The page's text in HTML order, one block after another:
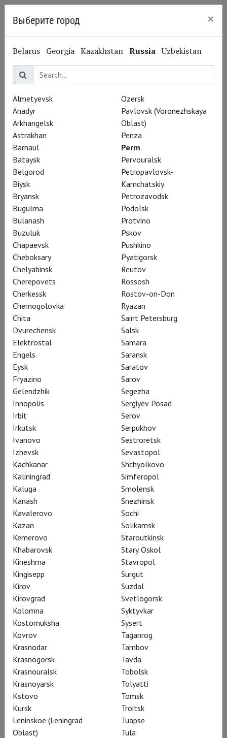
Вадим Рутковский
Некоролевские игры
Пётр Шерешевский поставил в
Московском театре юного зрителя
«Марию Стюарт». Трагедия
Фридриха Шиллера лишилась
царственной строгости и рухнула в
условную современность, близкую
не британской короне, но вечным
российским реалиям
Жанр спектакля
определён как «История
одного убийства»; с тем
же правом можно
назвать новую «Марию
Стюарт» неосоветской
дискотекой. Солирует на
сцене не заглавная
пленная королева
Шотландии, а её палачка
Елизавета в исполнении
выдающейся актрисы
Виктории Верберг.
Выберите город ×
Belarus Georgia Kazakhstan Russia Uzbekistan
Almetyevsk
Anadyr
Arkhangelsk
Astrakhan
Barnaul
Bataysk
Belgorod
Biysk
Bryansk
Bugulma
Bulanash
Buzuluk
Chapaevsk
Cheboksary
Chelyabinsk
Cherepovets
Cherkessk
Chernogolovka
Chita
Dvurechensk
Elektrostal
Engels
Eysk
Fryazino
Gelendzhik
Innopolis
Irbit
Irkutsk
Ivanovo
Izhevsk
Kachkanar
Kaliningrad
Kaluga
Kanash
Kavalerovo
Kazan
Kemerovo
Khabarovsk
Kineshma
Kingisepp
Kirov
Kirovgrad
Kolomna
Kostomuksha
Kovrov
Krasnodar
Krasnogorsk
Krasnouralsk
Krasnoyarsk
Kstovo
Kursk
Leninskoe (Leningrad
Oblast)
Ozersk
Pavlovsk (Voronezhskaya
Oblast)
Penza
Perm
Pervouralsk
Petropavlovsk-
Kamchatskiy
Petrozavodsk
Podolsk
Protvino
Pskov
Pushkino
Pyatigorsk
Reutov
Rossosh
Rostov-on-Don
Ryazan
Saint Petersburg
Salsk
Samara
Saransk
Saratov
Sarov
Segezha
Sergiyev Posad
Serov
Serpukhov
Sestroretsk
Sevastopol
Shchyolkovo
Simferopol
Smolensk
Snezhinsk
Sochi
Solikamsk
Staroutkinsk
Stary Oskol
Stavropol
Surgut
Suzdal
Svetlogorsk
Syktyvkar
Sysert
Taganrog
Tambov
Tavda
Tobolsk
Tolyatti
Tomsk
Troitsk
Tuapse
Tula